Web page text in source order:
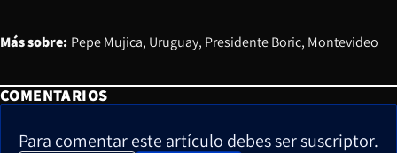
Más sobre: Pepe Mujica Uruguay Presidente Boric Montevideo
COMENTARIOS
Para comentar este artículo debes ser suscriptor.